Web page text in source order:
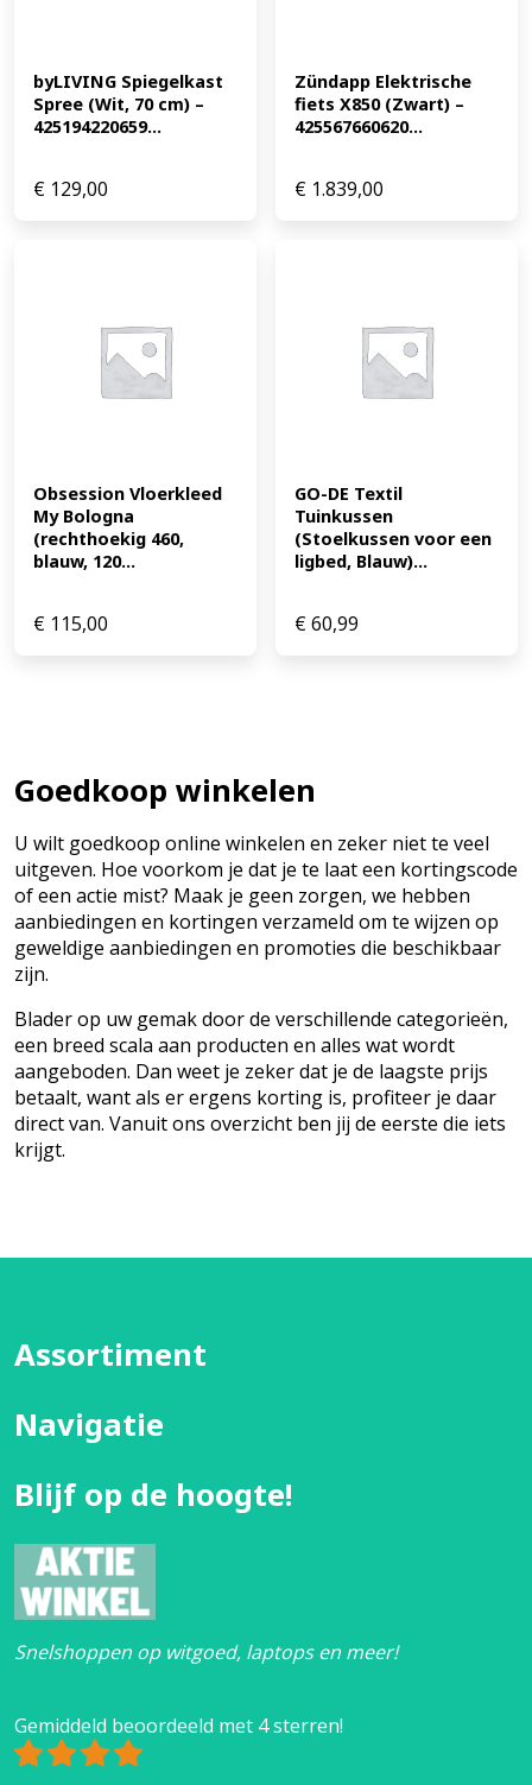
byLIVING Spiegelkast
Spree (Wit, 70 cm) –
425194220659...
€ 129,00
Zündapp Elektrische
fiets X850 (Zwart) –
425567660620...
€ 1.839,00
Obsession Vloerkleed
My Bologna
(rechthoekig 460,
blauw, 120...
€ 115,00
GO-DE Textil
Tuinkussen
(Stoelkussen voor een
ligbed, Blauw)...
€60,99
Goedkoop winkelen
U wilt goedkoop online winkelen en zeker niet te veel
uitgeven. Hoe voorkom je dat je te laat een kortingscode
of een actie mist? Maak je geen zorgen, we hebben
aanbiedingen en kortingen verzameld om te wijzen op
geweldige aanbiedingen en promoties die beschikbaar
zijn.
Blader op uw gemak door de verschillende categorieën,
een breed scala aan producten en alles wat wordt
aangeboden. Dan weet je zeker dat je de laagste prijs
betaalt, want als er ergens korting is, profiteer je daar
direct van. Vanuit ons overzicht ben jij de eerste die iets
krijgt.
Assortiment
Navigatie
Blijf op de hoogte!
Snelshoppen op witgoed, laptops en meer!
Gemiddeld beoordeeld met 4 sterren!